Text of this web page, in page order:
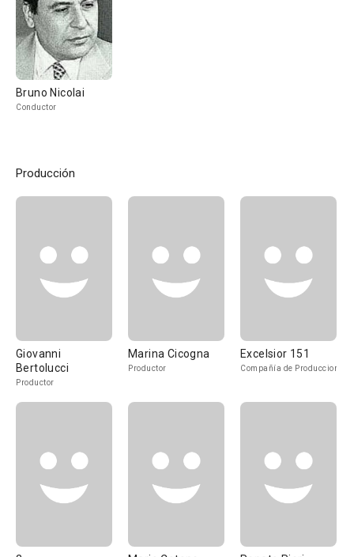
Bruno Nicolai
Conductor
Producción
Giovanni
Bertolucci
Productor
Marina Cicogna
Productor
Excelsior 151
Compañía de Produccion